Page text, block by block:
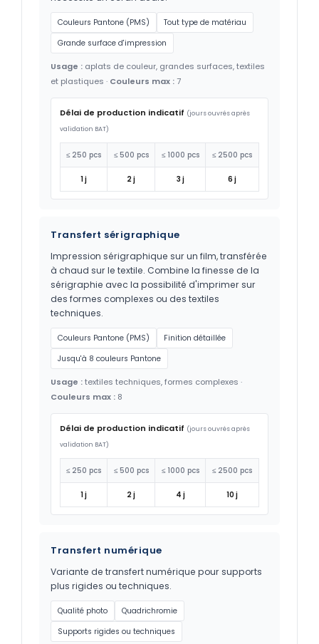
Couleurs Pantone (PMS)
Tout type de matériau
Grande surface d'impression
Usage : aplats de couleur, grandes surfaces, textiles
et plastiques · Couleurs max :7
Délai de production indicatif (jours ouvrés après
validation BAT)
≤ 250 pcs ≤ 500 pcs ≤ 1000 pcs ≤ 2500 pcs
1 j 2 j 3 j 6 j
Transfert sérigraphique
Impression sérigraphique sur un film, transférée
à chaud sur le textile. Combine la finesse de la
sérigraphie avec la possibilité d'imprimer sur
des formes complexes ou des textiles
techniques.
Couleurs Pantone (PMS)
Finition détaillée
Jusqu'à 8 couleurs Pantone
Usage :textiles techniques, formes complexes ·
Couleurs max : 8
Délai de production indicatif (jours ouvrés après
validation BAT)
≤ 250 pcs ≤ 500 pcs ≤ 1000 pcs ≤ 2500 pcs
1 j 2 j 4 j 10 j
Transfert numérique
Variante de transfert numérique pour supports
plus rigides ou techniques.
Qualité photo
Quadrichromie
Supports rigides ou techniques